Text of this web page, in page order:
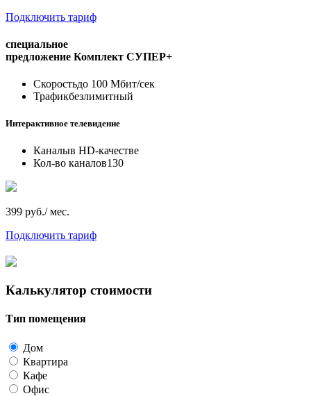
Подключить тариф
специальное
предложение Комплект СУПЕР+
Скоростьдо 100 Мбит/сек
Трафикбезлимитный
Интерактивное телевидение
Каналыв HD-качестве
Кол-во каналов130
399 руб./ мес.
Подключить тариф
Калькулятор стоимости
Тип помещения
Дом
Квартира
Кафе
Офис